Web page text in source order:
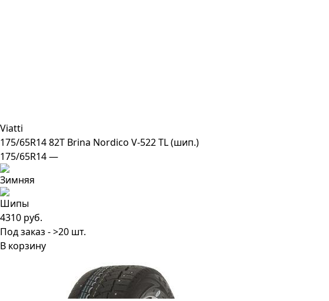
Viatti
175/65R14 82T Brina Nordico V-522 TL (шип.)
175/65R14 —
4310 руб.
Под заказ - >20 шт.
В корзину